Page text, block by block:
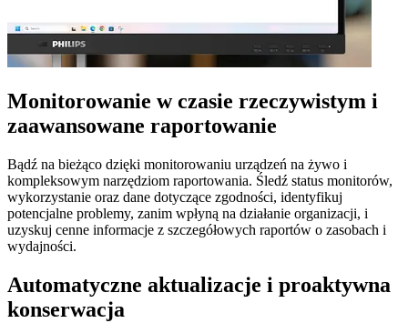
Monitorowanie w czasie rzeczywistym i
zaawansowane raportowanie
Bądź na bieżąco dzięki monitorowaniu urządzeń na żywo i
kompleksowym narzędziom raportowania. Śledź status monitorów,
wykorzystanie oraz dane dotyczące zgodności, identyfikuj
potencjalne problemy, zanim wpłyną na działanie organizacji, i
uzyskuj cenne informacje z szczegółowych raportów o zasobach i
wydajności.
Automatyczne aktualizacje i proaktywna
konserwacja